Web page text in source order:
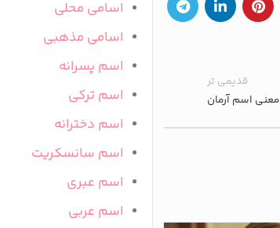
قدیمی تر
معنی اسم آرمان
اسامی محلی
اسامی مذهبی
اسم پسرانه
اسم ترکی
اسم دخترانه
اسم سانسکریت
اسم عبری
اسم عربی